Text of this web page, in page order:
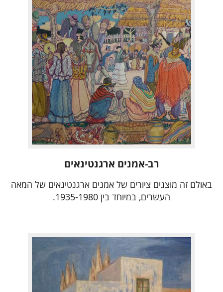
רב-אמנים ארגנטינאים
באולם זה מוצגים ציורים של אמנים ארגנטינאים של המאה
העשרים, במיוחד בין 1935-1980.